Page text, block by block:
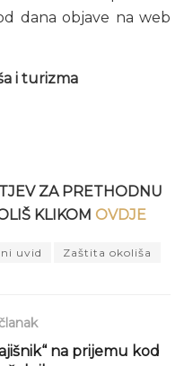
dana objave na web
i turizma
ZA PRETHODNU
KLIKOM OVDJE
uvid Zaštita okoliša
na prijemu kod